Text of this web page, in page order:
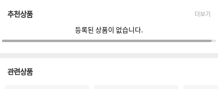
추천상품 더보기
등록된 상품이 없습니다.
관련상품